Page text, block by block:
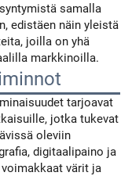
samalla
edistäen näin yleistä
joilla on yhä
markkinoilla.
tarjoavat
jotka tukevat
oleviin
digitaalipaino ja
värit ja